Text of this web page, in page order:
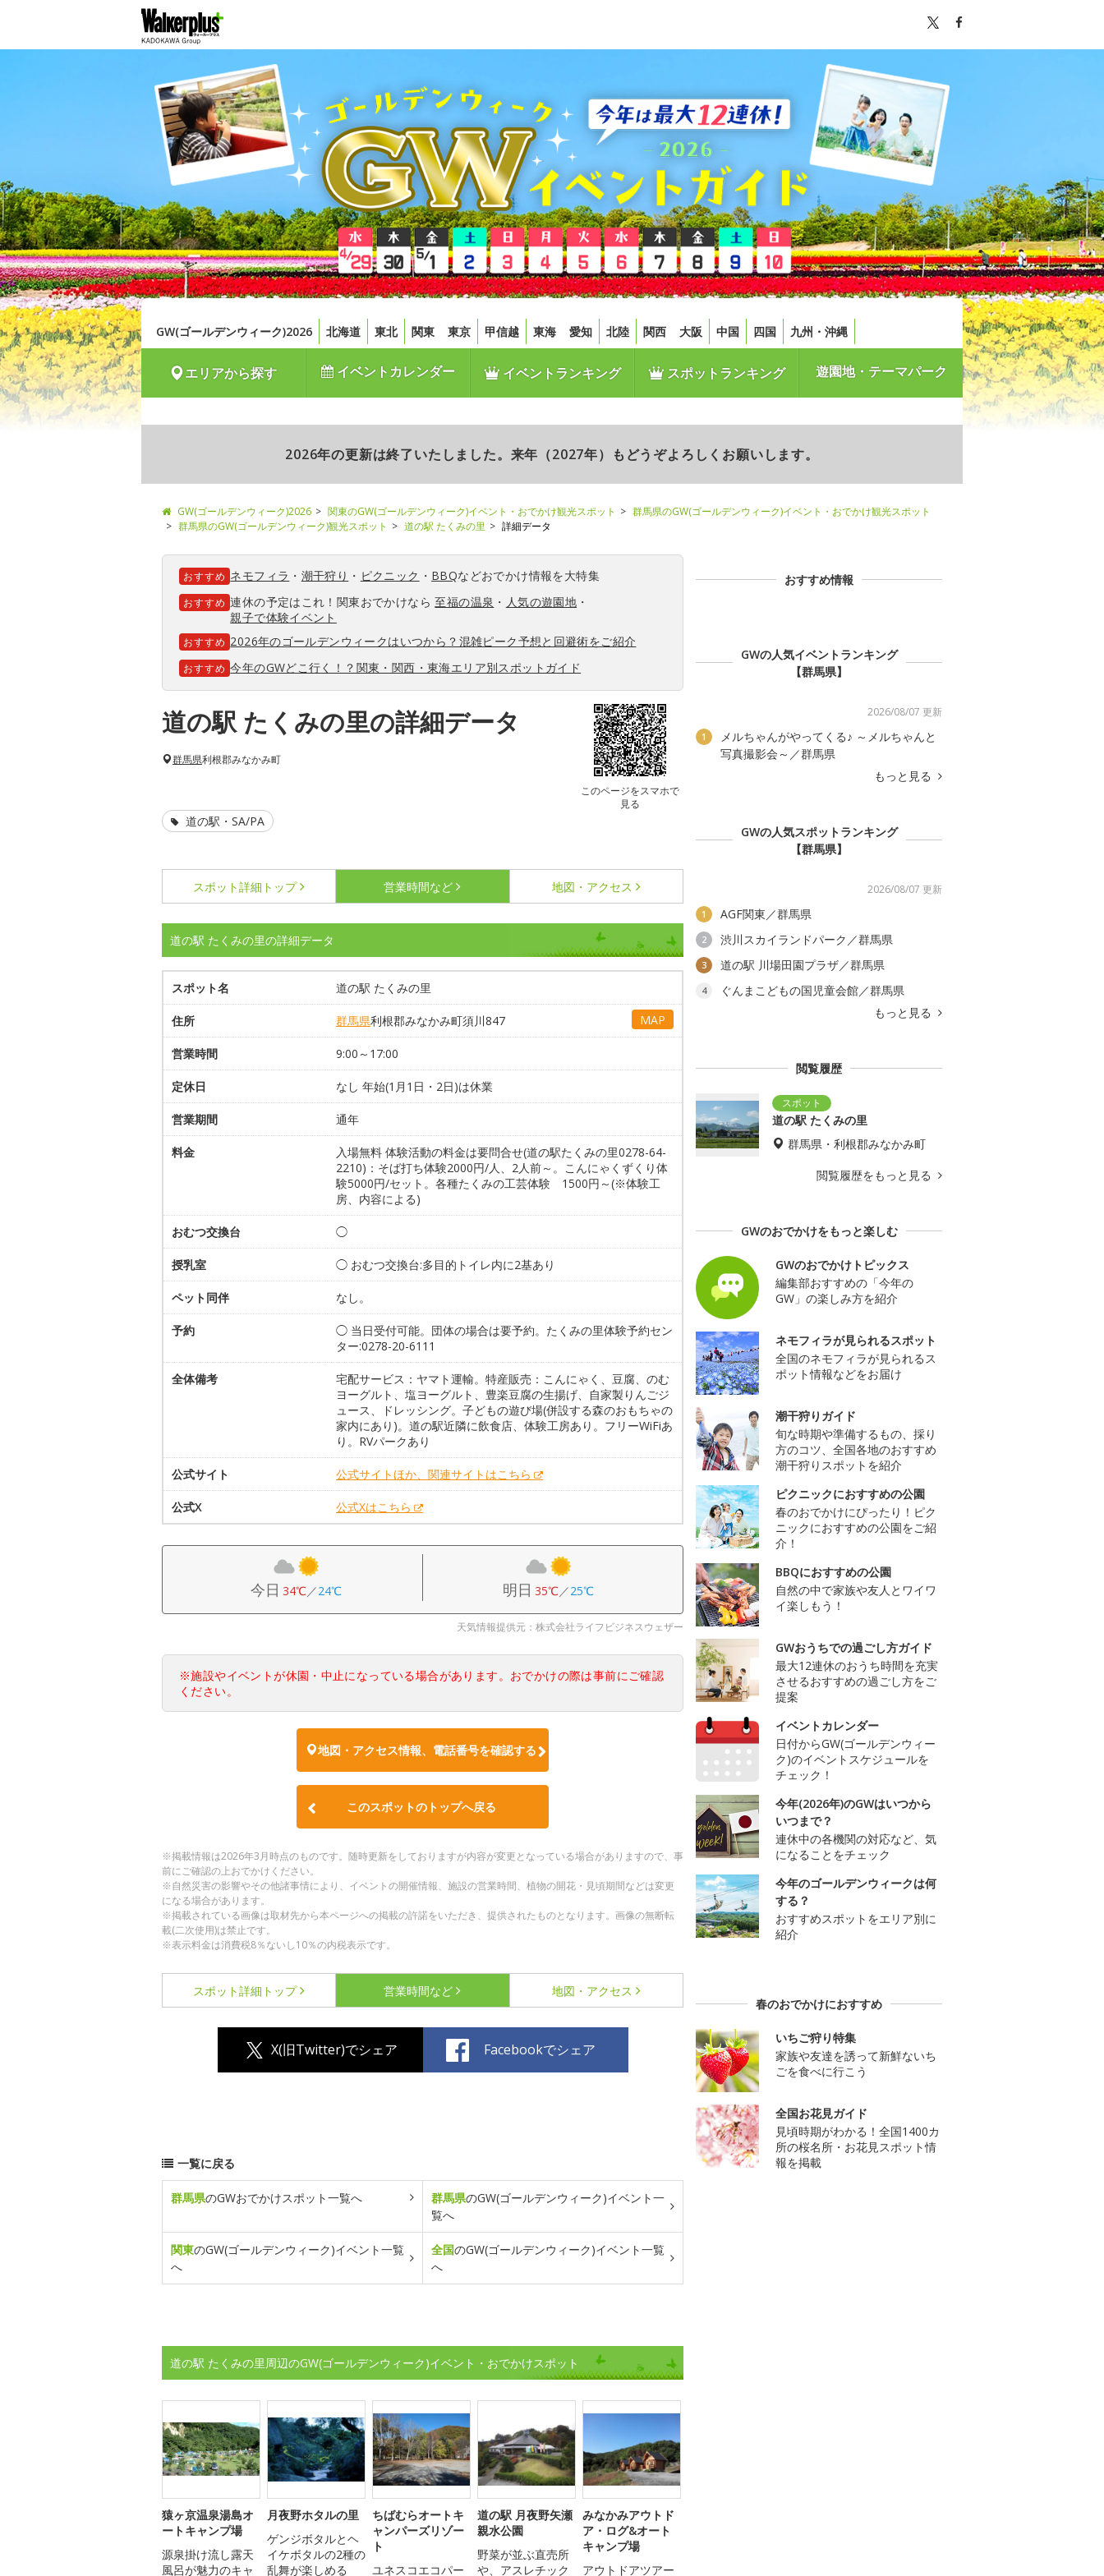
GW(ゴールデンウィーク)2026 北海道 東北 関東 東京 甲信越 東海 愛知 北陸 関西 大阪 中国 四国 九州・沖縄
エリアから探す イベントカレンダー イベントランキング スポットランキング 遊園地・テーマパーク
2026年の更新は終了いたしました。来年（2027年）もどうぞよろしくお願いします。
GW(ゴールデンウィーク)2026 関東のGW(ゴールデンウィーク)イベント・おでかけ観光スポット
群馬県のGW(ゴールデンウィーク)イベント・おでかけ観光スポット
群馬県のGW(ゴールデンウィーク)観光スポット
道の駅 たくみの里 詳細データ
おすすめ ネモフィラ ・ 潮干狩り ・ ピクニック ・ BBQなどおでかけ情報を大特集
おすすめ 連休の予定はこれ！関東おでかけなら至福の温泉 ・ 人気の遊園地 ・
親子で体験イベント
おすすめ 2026年のゴールデンウィークはいつから？混雑ピーク予想と回避術をご紹介
おすすめ 今年のGWどこ行く！？関東・関西・東海エリア別スポットガイド
道の駅 たくみの里の詳細データ
このページをスマホで
見る
群馬県利根郡みなかみ町
道の駅・SA/PA
スポット詳細 トップ 営業時間など 地図・アクセス
道の駅 たくみの里の詳細データ
スポット名 道の駅 たくみの里
住所 群馬県利根郡みなかみ町須川847 MAP
営業時間 9:00～17:00
定休日 なし 年始(1月1日・2日)は休業
営業期間 通年
料金
入場無料 体験活動の料金は要問合せ(道の駅たくみの里0278-64-
2210)：そば打ち体験2000円/人、2人前～。こんにゃくずくり体
験5000円/セット。各種たくみの工芸体験 1500円～(※体験工
房、内容による)
おむつ交換台 ◯
授乳室 ◯ おむつ交換台:多目的トイレ内に2基あり
ペット同伴 なし。
予約
◯ 当日受付可能。団体の場合は要予約。たくみの里体験予約セン
ター:0278-20-6111
全体備考
宅配サービス：ヤマト運輸。特産販売：こんにゃく、豆腐、のむ
ヨーグルト、塩ヨーグルト、豊楽豆腐の生揚げ、自家製りんごジ
ュース、ドレッシング。子どもの遊び場(併設する森のおもちゃの
家内にあり)。道の駅近隣に飲食店、体験工房あり。フリーWiFiあ
り。RVパークあり
公式サイト 公式サイトほか、関連サイトはこちら
公式X 公式Xはこちら
今日 34℃／24℃ 明日 35℃／25℃
天気情報提供元：株式会社ライフビジネスウェザー
※施設やイベントが休園・中止になっている場合があります。おでかけの際は事前にご確認
ください。
地図・アクセス情報、電話番号を確認する
このスポットのトップへ戻る
※掲載情報は2026年3月時点のものです。随時更新をしておりますが内容が変更となっている場合がありますので、事
前にご確認の上おでかけください。
※自然災害の影響やその他諸事情により、イベントの開催情報、施設の営業時間、植物の開花・見頃期間などは変更
になる場合があります。
※掲載されている画像は取材先から本ページへの掲載の許諾をいただき、提供されたものとなります。画像の無断転
載(二次使用)は禁止です。
※表示料金は消費税8％ないし10％の内税表示です。
スポット詳細 トップ 営業時間など 地図・アクセス
X(旧Twitter)でシェア Facebookでシェア
一覧に戻る
群馬県のGWおでかけスポット一覧へ 群馬県のGW(ゴールデンウィーク)イベント一
覧へ
関東のGW(ゴールデンウィーク)イベント一覧
へ
全国のGW(ゴールデンウィーク)イベント一覧
へ
道の駅 たくみの里周辺のGW(ゴールデンウィーク)イベント・おでかけスポット
猿ヶ京温泉湯島オ
ートキャンプ場
源泉掛け流し露天
風呂が魅力のキャ
月夜野ホタルの里
ゲンジボタルとヘ
イケボタルの2種の
乱舞が楽しめる
ちばむらオートキ
ャンパーズリゾー
ト
ユネスコエコパー
道の駅 月夜野矢瀬
親水公園
野菜が並ぶ直売所
や、アスレチック
みなかみアウトド
ア・ログ&オート
キャンプ場
アウトドアツアー
おすすめ情報
GWの人気イベントランキング
【群馬県】
2026/08/07 更新
1
メルちゃんがやってくる♪ ～メルちゃんと
写真撮影会～／群馬県
もっと見る
GWの人気スポットランキング
【群馬県】
2026/08/07 更新
1 AGF関東／群馬県
2 渋川スカイランドパーク／群馬県
3 道の駅 川場田園プラザ／群馬県
4
ぐんまこどもの国児童会館／群馬県
もっと見る
閲覧履歴
道の駅 たくみの里
群馬県・利根郡みなかみ町
閲覧履歴をもっと見る
GWのおでかけをもっと楽しむ
GWのおでかけトピックス
編集部おすすめの「今年の
GW」の楽しみ方を紹介
ネモフィラが見られるスポット
全国のネモフィラが見られるス
ポット情報などをお届け
潮干狩りガイド
旬な時期や準備するもの、採り
方のコツ、全国各地のおすすめ
潮干狩りスポットを紹介
ピクニックにおすすめの公園
春のおでかけにぴったり！ピク
ニックにおすすめの公園をご紹
介！
BBQにおすすめの公園
自然の中で家族や友人とワイワ
イ楽しもう！
GWおうちでの過ごし方ガイド
最大12連休のおうち時間を充実
させるおすすめの過ごし方をご
提案
イベントカレンダー
日付からGW(ゴールデンウィー
ク)のイベントスケジュールを
チェック！
今年(2026年)のGWはいつから
いつまで？
連休中の各機関の対応など、気
になることをチェック
今年のゴールデンウィークは何
する？
おすすめスポットをエリア別に
紹介
春のおでかけにおすすめ
いちご狩り特集
家族や友達を誘って新鮮ないち
ごを食べに行こう
全国お花見ガイド
見頃時期がわかる！全国1400カ
所の桜名所・お花見スポット情
報を掲載